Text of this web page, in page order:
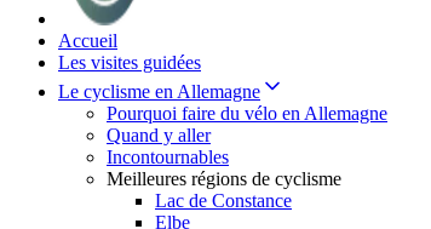
Accueil
Les visites guidées
Le cyclisme en Allemagne
Pourquoi faire du vélo en Allemagne
Quand y aller
Incontournables
Meilleures régions de cyclisme
Lac de Constance
Elbe